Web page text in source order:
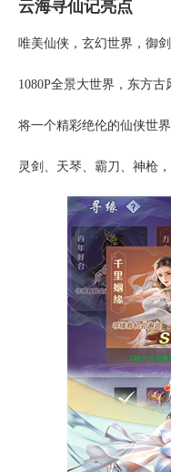
云海寻仙记亮点
唯美仙侠，玄幻世界，御剑
1080P全景大世界，东方古
将一个精彩绝伦的仙侠世
灵剑、天琴、霸刀、神枪